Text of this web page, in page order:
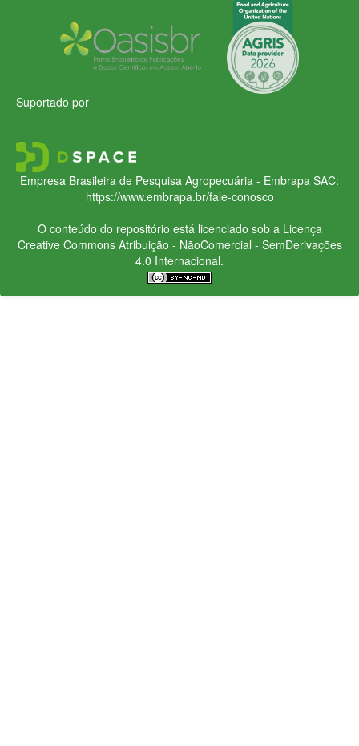
Suportado por
Empresa Brasileira de Pesquisa Agropecuária - Embrapa SAC:
https://www.embrapa.br/fale-conosco
O conteúdo do repositório está licenciado sob a Licença
Creative CommonsAtribuição - NãoComercial - SemDerivações
4.0 Internacional.